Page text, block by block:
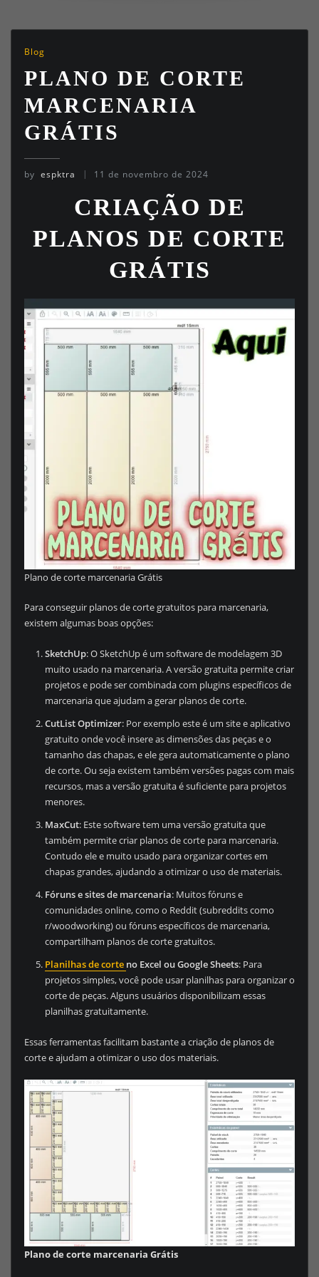
Blog
PLANO DE CORTE
MARCENARIA
GRÁTIS
by espktra 11 de novembro de 2024
CRIAÇÃO DE
PLANOS DE CORTE
GRÁTIS
Plano de corte marcenaria Grátis
Para conseguir planos de corte gratuitos para marcenaria,
existem algumas boas opções:
SketchUp: O SketchUp é um software de modelagem 3D
muito usado na marcenaria. A versão gratuita permite criar
projetos e pode ser combinada com plugins específicos de
marcenaria que ajudam a gerar planos de corte.
CutList Optimizer: Por exemplo este é um site e aplicativo
gratuito onde você insere as dimensões das peças e o
tamanho das chapas, e ele gera automaticamente o plano
de corte. Ou seja existem também versões pagas com mais
recursos, mas a versão gratuita é suficiente para projetos
menores.
MaxCut: Este software tem uma versão gratuita que
também permite criar planos de corte para marcenaria.
Contudo ele e muito usado para organizar cortes em
chapas grandes, ajudando a otimizar o uso de materiais.
Fóruns e sites de marcenaria: Muitos fóruns e
comunidades online, como o Reddit (subreddits como
r/woodworking) ou fóruns específicos de marcenaria,
compartilham planos de corte gratuitos.
Planilhas de corte no Excel ou Google Sheets: Para
projetos simples, você pode usar planilhas para organizar o
corte de peças. Alguns usuários disponibilizam essas
planilhas gratuitamente.
Essas ferramentas facilitam bastante a criação de planos de
corte e ajudam a otimizar o uso dos materiais.
Plano de corte marcenaria Grátis